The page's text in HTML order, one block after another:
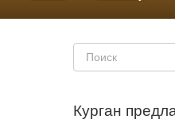
Поиск:
Курган